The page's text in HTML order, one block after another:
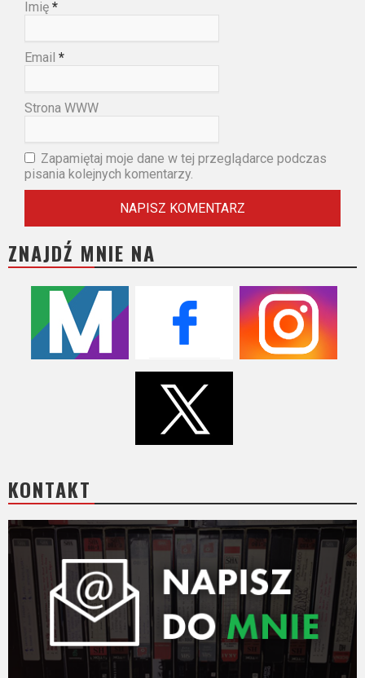
Imię *
Email *
Strona WWW
Zapamiętaj moje dane w tej przeglądarce podczas
pisania kolejnych komentarzy.
ZNAJDŹ MNIE NA
KONTAKT